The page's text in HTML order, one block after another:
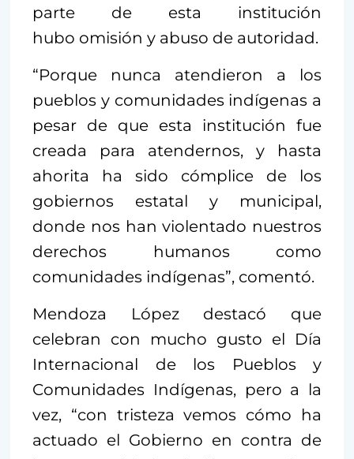
parte de esta institución
hubo omisión y abuso de autoridad.
“Porque nunca atendieron a los
pueblos y comunidades indígenas a
pesar de que esta institución fue
creada para atendernos, y hasta
ahorita ha sido cómplice de los
gobiernos estatal y municipal,
donde nos han violentado nuestros
derechos humanos como
comunidades indígenas”, comentó.
Mendoza López destacó que
celebran con mucho gusto el Día
Internacional de los Pueblos y
Comunidades Indígenas, pero a la
vez, “con tristeza vemos cómo ha
actuado el Gobierno en contra de